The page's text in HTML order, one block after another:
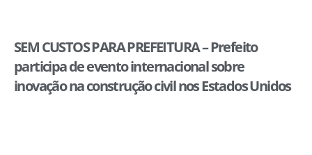
SEM CUSTOS PARA PREFEITURA – Prefeito
participa de evento internacional sobre
inovação na construção civil nos Estados Unidos